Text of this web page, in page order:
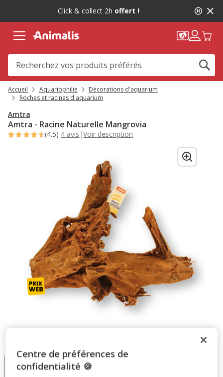
message,
Click & collect 2h offert !
Accueil Aquariophilie
Décorations d'aquarium
Roches et racines d'aquarium
Amtra
Amtra - Racine Naturelle Mangrovia
(4.5) 4 avis |Voir description
15.99€
M
28.78€
Centre de préférences de
confidentialité 🍪